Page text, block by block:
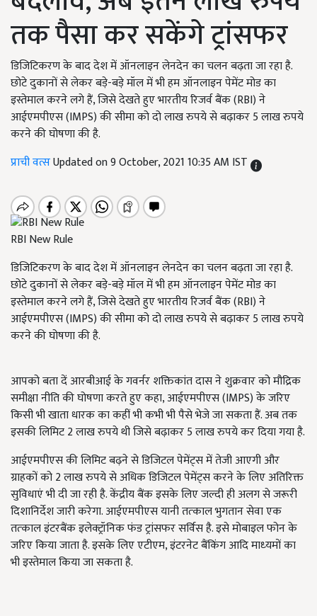
तक पैसा कर सकेंगे ट्रांसफर
डिजिटिकरण के बाद देश में ऑनलाइन लेनदेन का चलन बढ़ता जा रहा है.
छोटे दुकानों से लेकर बड़े-बड़े मॉल में भी हम ऑनलाइन पेमेंट मोड का
इस्तेमाल करने लगे हैं, जिसे देखते हुए भारतीय रिजर्व बैंक (RBI) ने
आईएमपीएस (IMPS) की सीमा को दो लाख रुपये से बढ़ाकर 5 लाख रुपये
करने की घोषणा की है.
प्राची वत्सUpdated on 9 October, 2021 10:35 AM IST
RBI New Rule
डिजिटिकरण के बाद देश में ऑनलाइन लेनदेन का चलन बढ़ता जा रहा है.
छोटे दुकानों से लेकर बड़े-बड़े मॉल में भी हम ऑनलाइन पेमेंट मोड का
इस्तेमाल करने लगे हैं, जिसे देखते हुए भारतीय रिजर्व बैंक (RBI) ने
आईएमपीएस (IMPS) की सीमा को दो लाख रुपये से बढ़ाकर 5 लाख रुपये
करने की घोषणा की है.
आपको बता दें आरबीआई के गवर्नर शक्तिकांत दास ने शुक्रवार को मौद्रिक
समीक्षा नीति की घोषणा करते हुए कहा, आईएमपीएस (IMPS) के जरिए
किसी भी खाता धारक का कहीं भी कभी भी पैसे भेजे जा सकता हैं. अब तक
इसकी लिमिट 2 लाख रुपये थी जिसे बढ़ाकर 5 लाख रुपये कर दिया गया है.
आईएमपीएस की लिमिट बढ़ने से डिजिटल पेमेंट्स में तेजी आएगी और
ग्राहकों को 2 लाख रुपये से अधिक डिजिटल पेमेंट्स करने के लिए अतिरिक्त
सुविधाएं भी दी जा रही है. केंद्रीय बैंक इसके लिए जल्दी ही अलग से जरूरी
दिशानिर्देश जारी करेगा. आईएमपीएस यानी तत्‍काल भुगतान सेवा एक
तत्‍काल इंटरबैंक इलेक्‍ट्रॉनिक फंड ट्रांसफर सर्विस है. इसे मोबाइल फोन के
जरिए किया जाता है. इसके लिए एटीएम, इंटरनेट बैंकिंग आदि माध्‍यमों का
भी इस्तेमाल किया जा सकता है.